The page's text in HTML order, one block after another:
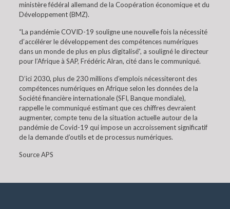
ministère fédéral allemand de la Coopération économique et du
Développement (BMZ).
“La pandémie COVID-19 souligne une nouvelle fois la nécessité
d’accélérer le développement des compétences numériques
dans un monde de plus en plus digitalisé”, a souligné le directeur
pour l’Afrique à SAP, Frédéric Alran, cité dans le communiqué.
D’ici 2030, plus de 230 millions d’emplois nécessiteront des
compétences numériques en Afrique selon les données de la
Société financière internationale (SFI, Banque mondiale),
rappelle le communiqué estimant que ces chiffres devraient
augmenter, compte tenu de la situation actuelle autour de la
pandémie de Covid-19 qui impose un accroissement significatif
de la demande d’outils et de processus numériques.
Source APS